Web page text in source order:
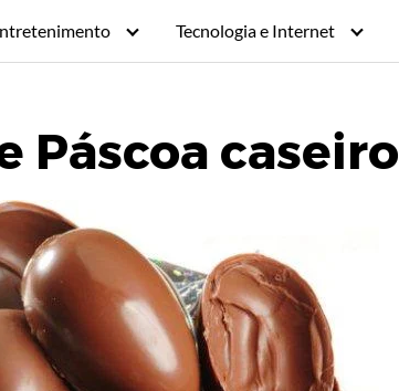
Tecnologia e Internet
Páscoa